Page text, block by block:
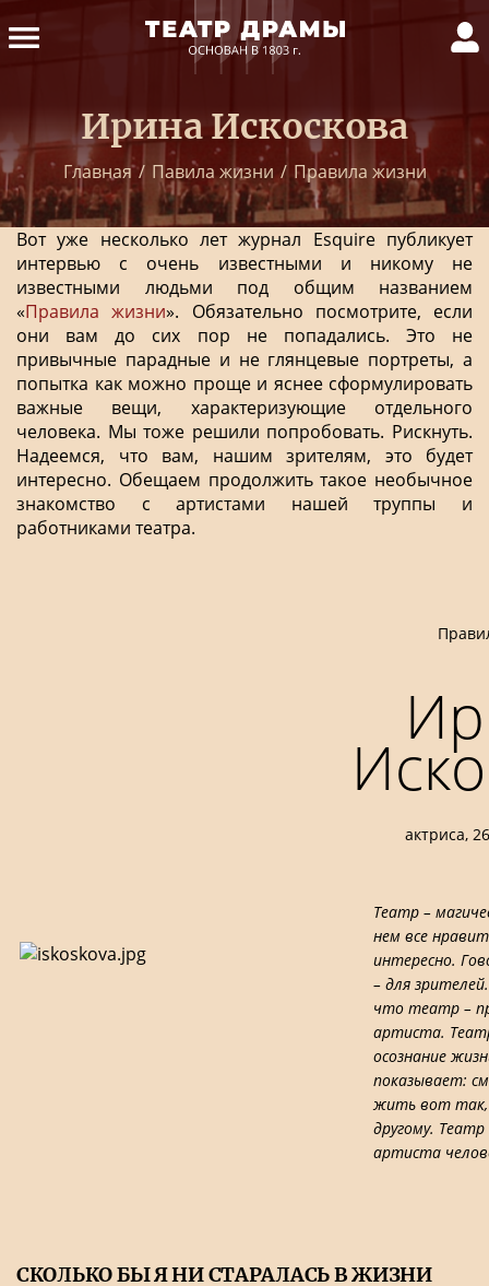
Ирина Искоскова
Главная / Павила жизни / Правила жизни
Вот уже несколько лет журнал Esquire публикует
интервью с очень известными и никому не
известными людьми под общим названием
«Правила жизни». Обязательно посмотрите, если
они вам до сих пор не попадались. Это не
привычные парадные и не глянцевые портреты, а
попытка как можно проще и яснее сформулировать
важные вещи, характеризующие отдельного
человека. Мы тоже решили попробовать. Рискнуть.
Надеемся, что вам, нашим зрителям, это будет
интересно. Обещаем продолжить такое необычное
знакомство с артистами нашей труппы и
работниками театра.
актриса,
Театр –
нем все
интересно.
– для
что театр –
артиста.
осознание
показывает:
жить вот
другому.
артиста
СКОЛЬКО БЫ Я НИ СТАРАЛАСЬ В ЖИЗНИ